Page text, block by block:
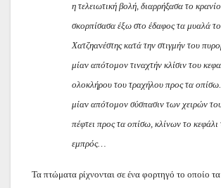
η τελειωτική βολή, διαρρήξασα το
σκορπίσασα έξω στο έδαφος τα μυαλά
Χατζηανέστης κατά την στιγμήν του
μίαν απότομον τιναχτήν κλίσιν του
ολοκλήρου του τραχήλου προς τα
μίαν απότομον σύσπασιν των χειρών
πέφτει προς τα οπίσω, κλίνων το κεφάλι
εμπρός…
Τα πτώματα ρίχνονται σε ένα φορτηγό το οποίο τα